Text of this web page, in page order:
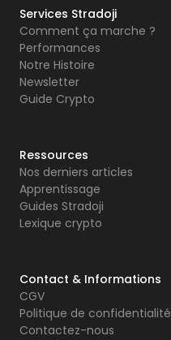
Services Stradoji
Comment ça marche ?
Performances
Notre Histoire
Newsletter
Guide Crypto
Ressources
Nos derniers articles
Apprentissage
Guides Stradoji
Lexique crypto
Contact & Informations
CGV
Politique de confidentialité
Contactez-nous